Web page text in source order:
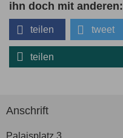
ihn doch mit anderen:
teilen tweet
teilen
Anschrift
Palaisplatz 3